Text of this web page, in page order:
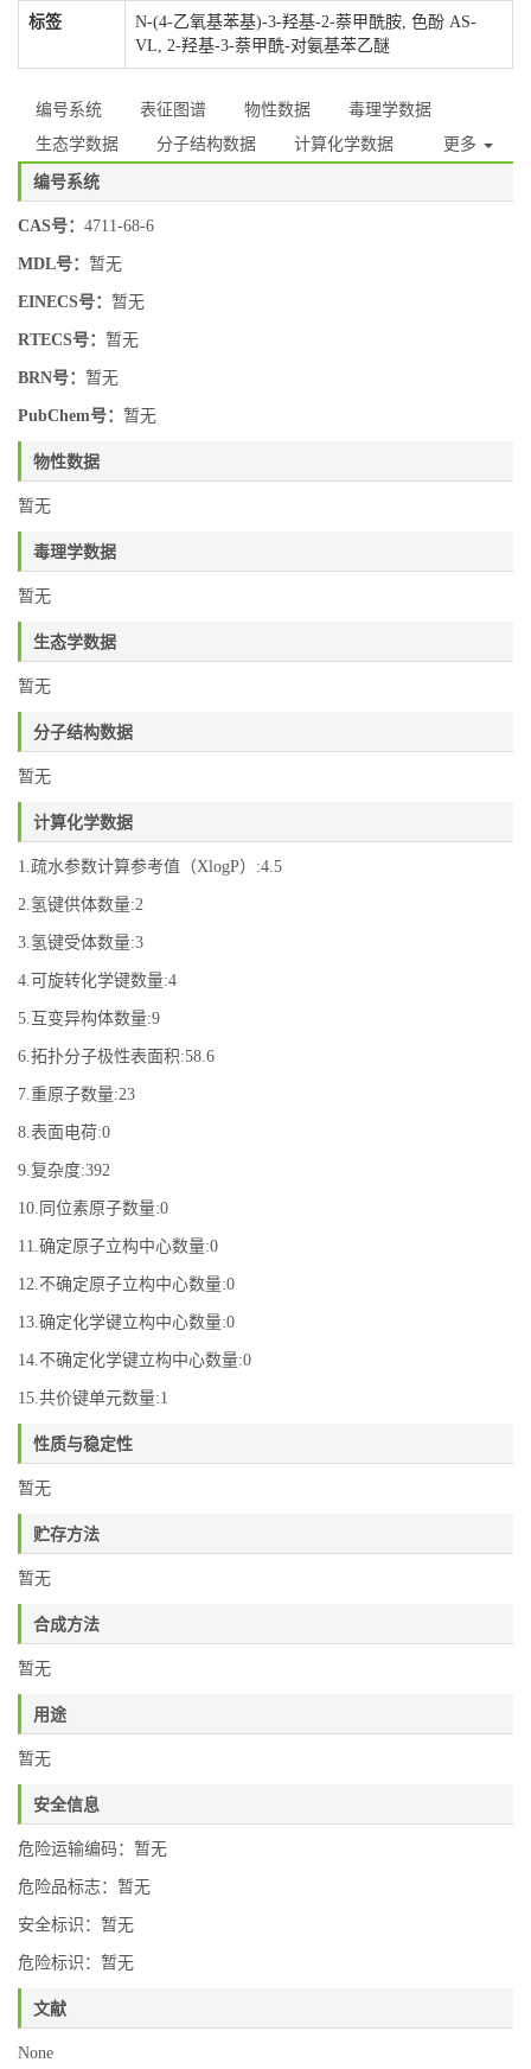
标签
N-(4-乙氧基苯基)-3-羟基-2-萘甲酰胺, 色酚 AS-
VL, 2-羟基-3-萘甲酰-对氨基苯乙醚
编号系统 表征图谱 物性数据
毒理学数据
生态学数据
分子结构数据 计算化学数据 更多
编号系统
CAS号： 4711-68-6
MDL号： 暂无
EINECS号： 暂无
RTECS号： 暂无
BRN号： 暂无
PubChem号： 暂无
物性数据
暂无
毒理学数据
暂无
生态学数据
暂无
分子结构数据
暂无
计算化学数据
1.疏水参数计算参考值（XlogP）:4.5
2.氢键供体数量:2
3.氢键受体数量:3
4.可旋转化学键数量:4
5.互变异构体数量:9
6.拓扑分子极性表面积:58.6
7.重原子数量:23
8.表面电荷:0
9.复杂度:392
10.同位素原子数量:0
11.确定原子立构中心数量:0
12.不确定原子立构中心数量:0
13.确定化学键立构中心数量:0
14.不确定化学键立构中心数量:0
15.共价键单元数量:1
性质与稳定性
暂无
贮存方法
暂无
合成方法
暂无
用途
暂无
安全信息
危险运输编码：暂无
危险品标志：暂无
安全标识：暂无
危险标识：暂无
文献
None